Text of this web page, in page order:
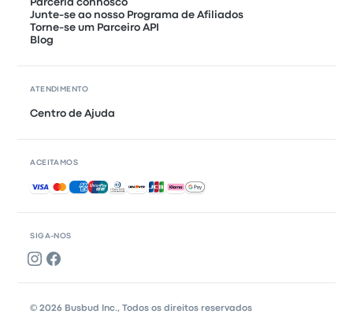
SIGA-NOS
Parceria connosco
Junte-se ao nosso Programa de Afiliados
Torne-se um Parceiro API
Blog
ATENDIMENTO
Centro de Ajuda
ACEITAMOS
Pagamentos aceites
© 2026 Busbud Inc., Todos os direitos reservados